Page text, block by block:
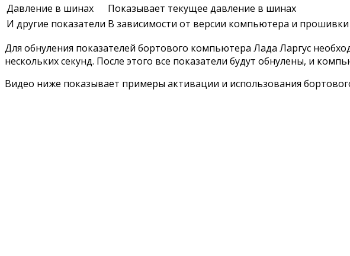
Давление в шинах
Показывает текущее давление в шинах
И другие показатели В зависимости от версии компьютера и
Для обнуления показателей бортового компьютера Лада Ларгус
нескольких секунд. После этого все показатели будут обнулены, и
Видео ниже показывает примеры активации и использования